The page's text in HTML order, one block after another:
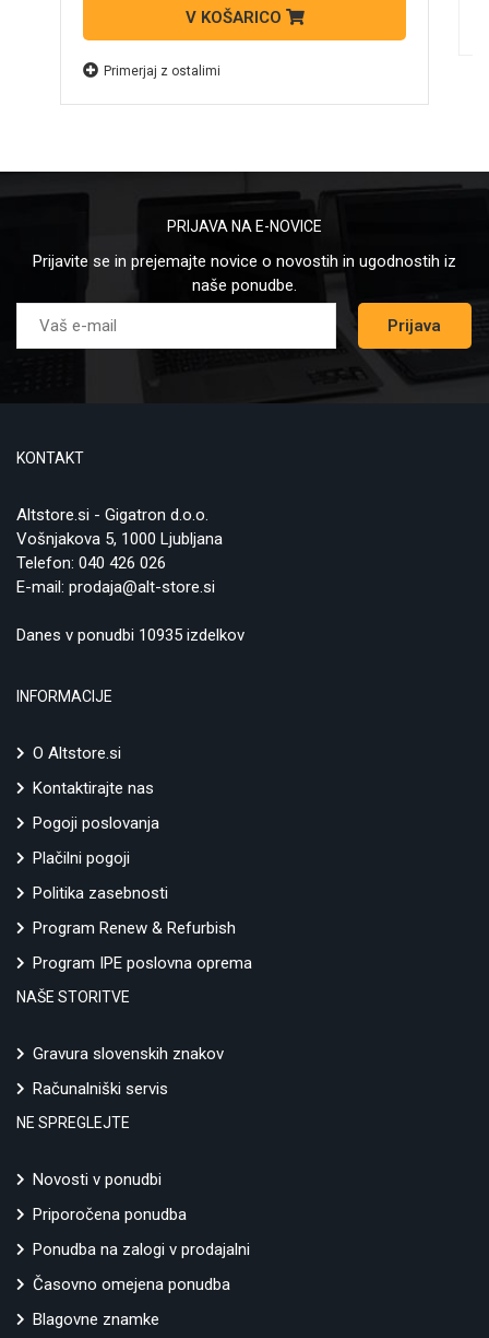
V KOŠARICO
Primerjaj z ostalimi
PRIJAVA NA E-NOVICE
Prijavite se in prejemajte novice o novostih in ugodnostih iz
naše ponudbe.
Prijava
KONTAKT
Altstore.si - Gigatron d.o.o.
Vošnjakova 5, 1000 Ljubljana
Telefon: 040 426 026
E-mail: prodaja@alt-store.si
Danes v ponudbi 10935 izdelkov
INFORMACIJE
O Altstore.si
Kontaktirajte nas
Pogoji poslovanja
Plačilni pogoji
Politika zasebnosti
Program Renew & Refurbish
Program IPE poslovna oprema
NAŠE STORITVE
Gravura slovenskih znakov
Računalniški servis
NE SPREGLEJTE
Novosti v ponudbi
Priporočena ponudba
Ponudba na zalogi v prodajalni
Časovno omejena ponudba
Blagovne znamke